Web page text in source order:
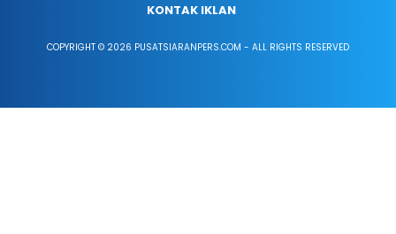
KONTAK IKLAN
COPYRIGHT © 2026 PUSATSIARANPERS.COM - ALL RIGHTS RESERVED